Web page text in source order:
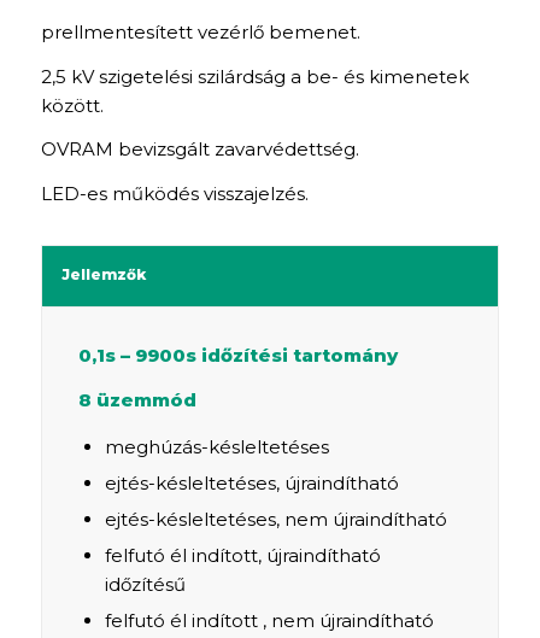
prellmentesített vezérlő bemenet.
2,5 kV szigetelési szilárdság a be- és kimenetek
között.
OVRAM bevizsgált zavarvédettség.
LED-es működés visszajelzés.
Jellemzők
0,1s – 9900s időzítési tartomány
8 üzemmód
meghúzás-késleltetéses
ejtés-késleltetéses, újraindítható
ejtés-késleltetéses, nem újraindítható
felfutó él indított, újraindítható
időzítésű
felfutó él indított , nem újraindítható